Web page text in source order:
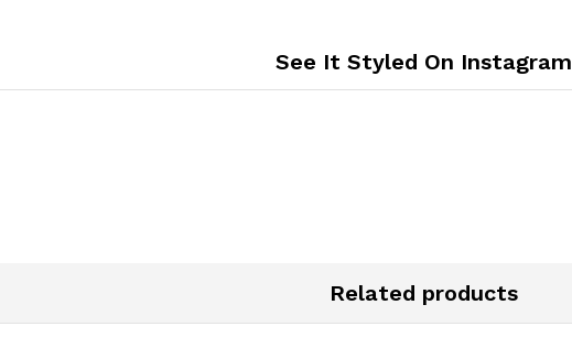
See It Styled On Instagram
Related products